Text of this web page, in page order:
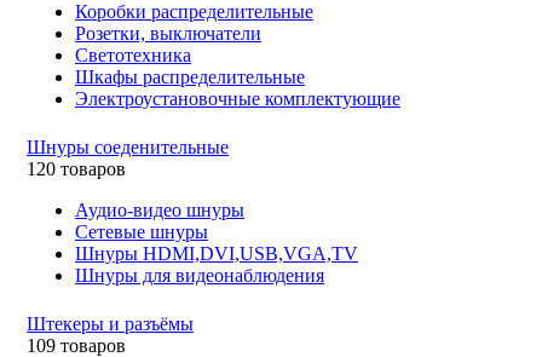
Коробки распределительные
Розетки, выключатели
Светотехника
Шкафы распределительные
Электроустановочные комплектующие
Шнуры соеденительные
120 товаров
Аудио-видео шнуры
Сетевые шнуры
Шнуры HDMI,DVI,USB,VGA,TV
Шнуры для видеонаблюдения
Штекеры и разъёмы
109 товаров